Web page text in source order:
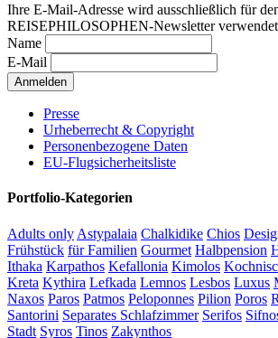
Ihre E-Mail-Adresse wird ausschließlich für
REISEPHILOSOPHEN-Newsletter
Name
E-Mail
Presse
Urheberrecht & Copyright
Personenbezogene Daten
EU-Flugsicherheitsliste
Portfolio-Kategorien
Adults only Astypalaia Chalkidike Chios
Frühstück für Familien Gourmet Halbpension
Ithaka Karpathos Kefallonia Kimolos
Kreta Kythira Lefkada Lemnos Lesbos Luxus
Naxos Paros Patmos Peloponnes Pilion Poros
Santorini Separates Schlafzimmer Serifos
Stadt Syros Tinos Zakynthos